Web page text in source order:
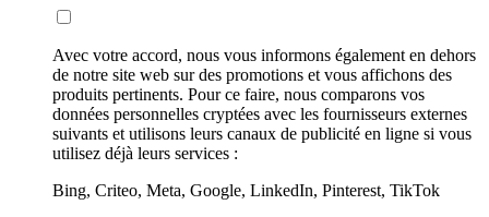
Avec votre accord, nous vous informons également en dehors
de notre site web sur des promotions et vous affichons des
produits pertinents. Pour ce faire, nous comparons vos
données personnelles cryptées avec les fournisseurs externes
suivants et utilisons leurs canaux de publicité en ligne si vous
utilisez déjà leurs services :
Bing, Criteo, Meta, Google, LinkedIn, Pinterest, TikTok